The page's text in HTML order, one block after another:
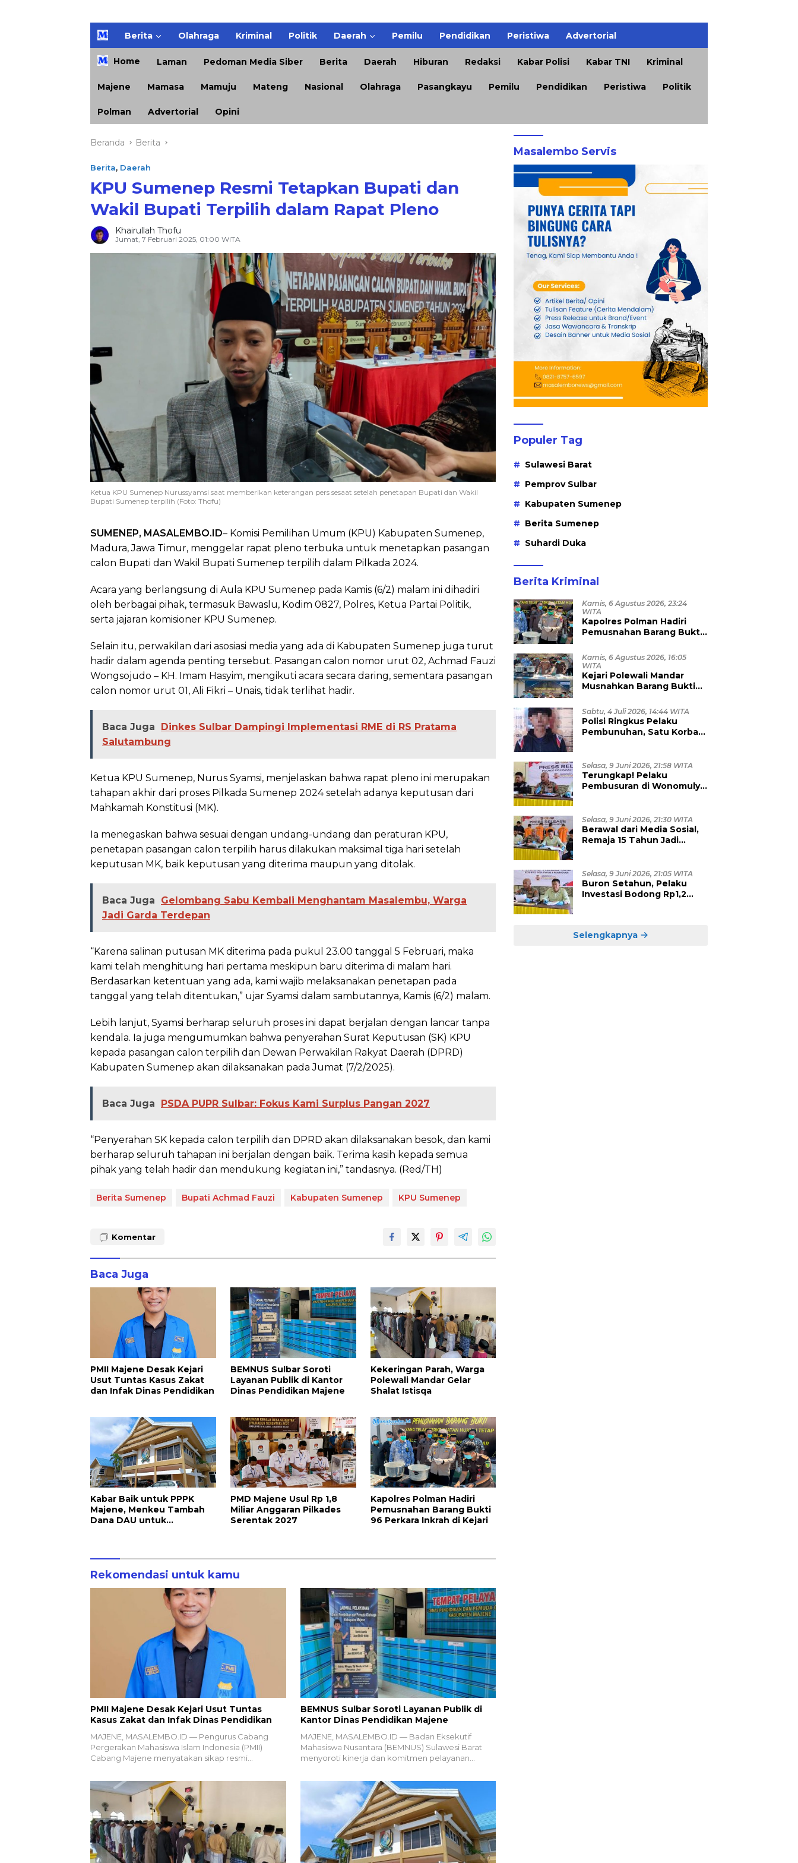
H
m
e
Berita Olahraga Kriminal Politik Daerah Pemilu Pendidikan Peristiwa Advertorial
Home Laman Pedoman Media Siber Berita Daerah Hiburan Redaksi Kabar Polisi Kabar TNI Kriminal
Majene Mamasa Mamuju Mateng Nasional Olahraga Pasangkayu Pemilu Pendidikan Peristiwa Politik
Polman Advertorial Opini
Beranda Berita
Berita, Daerah
KPU Sumenep Resmi Tetapkan Bupati dan
Wakil Bupati Terpilih dalam Rapat Pleno
Khairullah Thofu
Jumat, 7 Februari 2025, 01:00 WITA
Ketua KPU Sumenep Nurussyamsi saat memberikan keterangan pers sesaat setelah penetapan Bupati dan Wakil
Bupati Sumenep terpilih (Foto: Thofu)
SUMENEP, MASALEMBO.ID– Komisi Pemilihan Umum (KPU) Kabupaten Sumenep,
Madura, Jawa Timur, menggelar rapat pleno terbuka untuk menetapkan pasangan
calon Bupati dan Wakil Bupati Sumenep terpilih dalam Pilkada 2024.
Acara yang berlangsung di Aula KPU Sumenep pada Kamis (6/2) malam ini dihadiri
oleh berbagai pihak, termasuk Bawaslu, Kodim 0827, Polres, Ketua Partai Politik,
serta jajaran komisioner KPU Sumenep.
Selain itu, perwakilan dari asosiasi media yang ada di Kabupaten Sumenep juga turut
hadir dalam agenda penting tersebut. Pasangan calon nomor urut 02, Achmad Fauzi
Wongsojudo – KH. Imam Hasyim, mengikuti acara secara daring, sementara pasangan
calon nomor urut 01, Ali Fikri – Unais, tidak terlihat hadir.
Baca Juga
Dinkes Sulbar Dampingi Implementasi RME di RS Pratama
Salutambung
Ketua KPU Sumenep, Nurus Syamsi, menjelaskan bahwa rapat pleno ini merupakan
tahapan akhir dari proses Pilkada Sumenep 2024 setelah adanya keputusan dari
Mahkamah Konstitusi (MK).
Ia menegaskan bahwa sesuai dengan undang-undang dan peraturan KPU,
penetapan pasangan calon terpilih harus dilakukan maksimal tiga hari setelah
keputusan MK, baik keputusan yang diterima maupun yang ditolak.
Baca Juga
Gelombang Sabu Kembali Menghantam Masalembu, Warga
Jadi Garda Terdepan
“Karena salinan putusan MK diterima pada pukul 23.00 tanggal 5 Februari, maka
kami telah menghitung hari pertama meskipun baru diterima di malam hari.
Berdasarkan ketentuan yang ada, kami wajib melaksanakan penetapan pada
tanggal yang telah ditentukan,” ujar Syamsi dalam sambutannya, Kamis (6/2) malam.
Lebih lanjut, Syamsi berharap seluruh proses ini dapat berjalan dengan lancar tanpa
kendala. Ia juga mengumumkan bahwa penyerahan Surat Keputusan (SK) KPU
kepada pasangan calon terpilih dan Dewan Perwakilan Rakyat Daerah (DPRD)
Kabupaten Sumenep akan dilaksanakan pada Jumat (7/2/2025).
Baca Juga PSDA PUPR Sulbar: Fokus Kami Surplus Pangan 2027
“Penyerahan SK kepada calon terpilih dan DPRD akan dilaksanakan besok, dan kami
berharap seluruh tahapan ini berjalan dengan baik. Terima kasih kepada semua
pihak yang telah hadir dan mendukung kegiatan ini,” tandasnya. (Red/TH)
Berita Sumenep Bupati Achmad Fauzi Kabupaten Sumenep KPU Sumenep
Komentar
Baca Juga
PMII Majene Desak Kejari
Usut Tuntas Kasus Zakat
dan Infak Dinas Pendidikan
BEMNUS Sulbar Soroti
Layanan Publik di Kantor
Dinas Pendidikan Majene
Kekeringan Parah, Warga
Polewali Mandar Gelar
Shalat Istisqa
Kabar Baik untuk PPPK
Majene, Menkeu Tambah
Dana DAU untuk
PMD Majene Usul Rp 1,8
Miliar Anggaran Pilkades
Serentak 2027
Kapolres Polman Hadiri
Pemusnahan Barang Bukti
96 Perkara Inkrah di Kejari
Rekomendasi untuk kamu
PMII Majene Desak Kejari Usut Tuntas
Kasus Zakat dan Infak Dinas Pendidikan
MAJENE, MASALEMBO.ID — Pengurus Cabang
Pergerakan Mahasiswa Islam Indonesia (PMII)
Cabang Majene menyatakan sikap resmi…
BEMNUS Sulbar Soroti Layanan Publik di
Kantor Dinas Pendidikan Majene
MAJENE, MASALEMBO.ID — Badan Eksekutif
Mahasiswa Nusantara (BEMNUS) Sulawesi Barat
menyoroti kinerja dan komitmen pelayanan…
Masalembo Servis
Populer Tag
Sulawesi Barat
Pemprov Sulbar
Kabupaten Sumenep
Berita Sumenep
Suhardi Duka
Berita Kriminal
Kamis, 6 Agustus 2026, 23:24
WITA
Kapolres Polman Hadiri
Pemusnahan Barang Bukti
Kamis, 6 Agustus 2026, 16:05
WITA
Kejari Polewali Mandar
Musnahkan Barang Bukti
hingga Ribuan Obat Ilegal
Dimusnahkan
Sabtu, 4 Juli 2026, 14:44 WITA
Polisi Ringkus Pelaku
Pembunuhan, Satu Korban
Selasa, 9 Juni 2026, 21:58 WITA
Terungkap! Pelaku
Pembusuran di Wonomulyo
Tersangka Diamankan
Selasa, 9 Juni 2026, 21:30 WITA
Berawal dari Media Sosial,
Remaja 15 Tahun Jadi
Dibekuk Polisi
Selasa, 9 Juni 2026, 21:05 WITA
Buron Setahun, Pelaku
Investasi Bodong Rp1,2
Selengkapnya